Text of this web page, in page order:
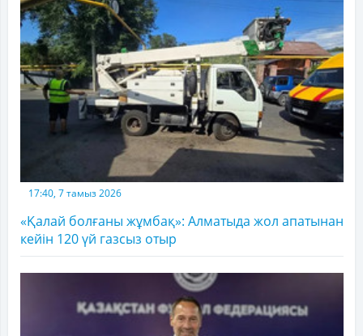
17:40, 7 тамыз 2026
«Қалай болғаны жұмбақ»: Алматыда жол апатынан
кейін 120 үй газсыз отыр